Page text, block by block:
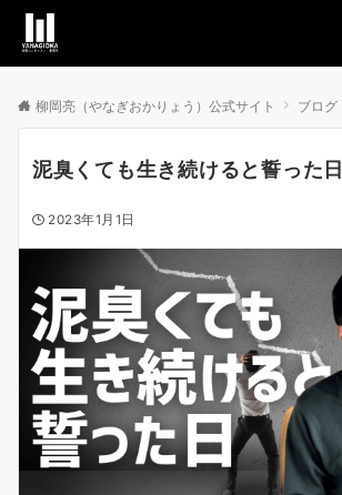
柳岡亮（やなぎおかりょう）公式サイト ブログ
泥臭くても生き続けると誓った日
2023年1月1日